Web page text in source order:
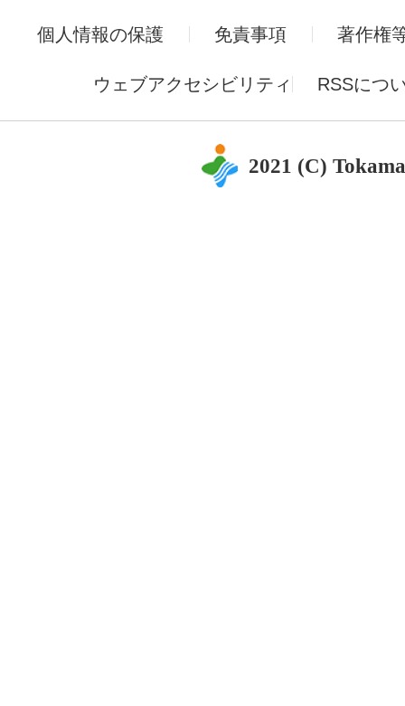
個人情報の保護 免責事項 著作権
ウェブアクセシビリティ RSSにつ
2021 (C)